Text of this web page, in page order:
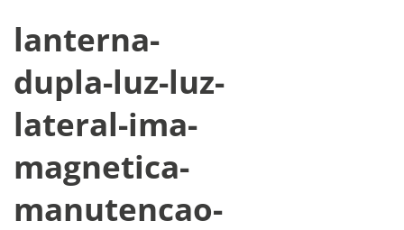
lanterna-
dupla-luz-luz-
lateral-ima-
magnetica-
manutencao-